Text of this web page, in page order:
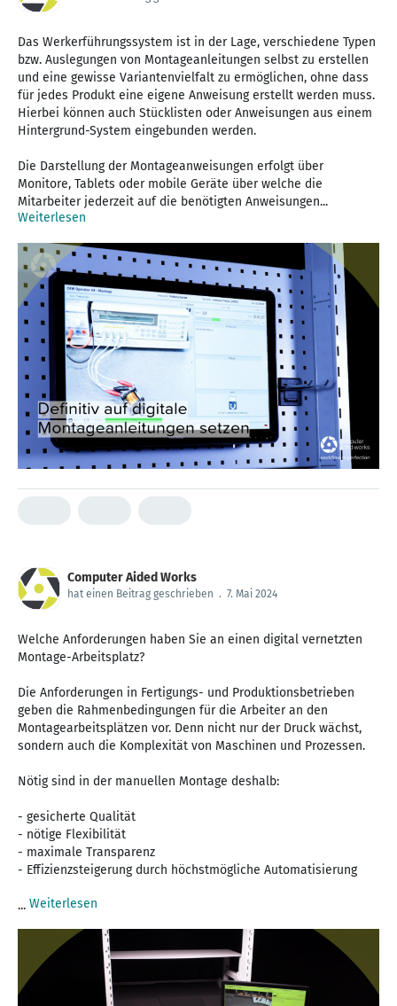
Das Werkerführungssystem ist in der Lage, verschiedene Typen
bzw. Auslegungen von Montageanleitungen selbst zu erstellen
und eine gewisse Variantenvielfalt zu ermöglichen, ohne dass
für jedes Produkt eine eigene Anweisung erstellt werden muss.
Hierbei können auch Stücklisten oder Anweisungen aus einem
Hintergrund-System eingebunden werden.
Die Darstellung der Montageanweisungen erfolgt über
Monitore, Tablets oder mobile Geräte über welche die
Mitarbeiter jederzeit auf die benötigten Anweisungen...
Weiterlesen
Computer Aided Works
hat einen Beitrag geschrieben . 7. Mai 2024
Welche Anforderungen haben Sie an einen digital vernetzten
Montage-Arbeitsplatz?
Die Anforderungen in Fertigungs- und Produktionsbetrieben
geben die Rahmenbedingungen für die Arbeiter an den
Montagearbeitsplätzen vor. Denn nicht nur der Druck wächst,
sondern auch die Komplexität von Maschinen und Prozessen.
Nötig sind in der manuellen Montage deshalb:
- gesicherte Qualität
- nötige Flexibilität
- maximale Transparenz
- Effizienzsteigerung durch höchstmögliche Automatisierung
... Weiterlesen